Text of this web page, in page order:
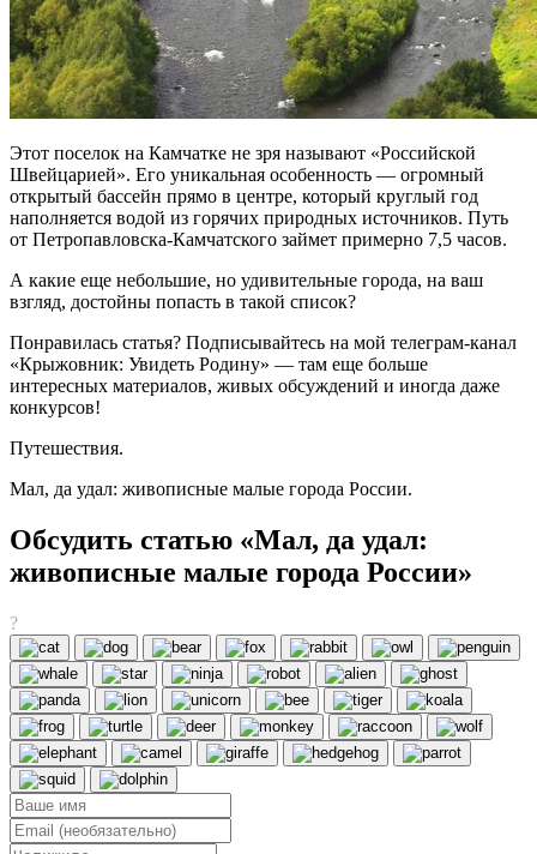
Этот поселок на Камчатке не зря называют «Российской
Швейцарией». Его уникальная особенность — огромный
открытый бассейн прямо в центре, который круглый год
наполняется водой из горячих природных источников. Путь
от Петропавловска-Камчатского займет примерно 7,5 часов.
А какие еще небольшие, но удивительные города, на ваш
взгляд, достойны попасть в такой список?
Понравилась статья? Подписывайтесь на мой телеграм-канал
«Крыжовник: Увидеть Родину» — там еще больше
интересных материалов, живых обсуждений и иногда даже
конкурсов!
Путешествия.
Мал, да удал: живописные малые города России.
Обсудить статью «Мал, да удал:
живописные малые города России»
?